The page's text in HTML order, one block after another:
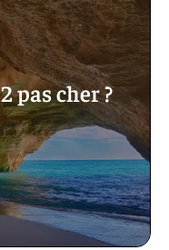
pas cher ?